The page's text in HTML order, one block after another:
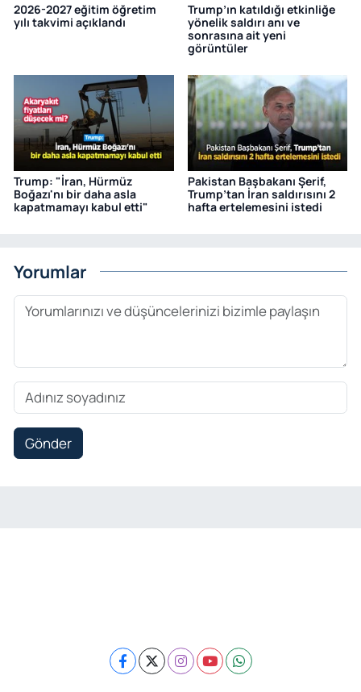
2026-2027 eğitim öğretim
yılı takvimi açıklandı
Trump’ın katıldığı etkinliğe
yönelik saldırı anı ve
sonrasına ait yeni
görüntüler
Trump: "İran, Hürmüz
Boğazı'nı bir daha asla
kapatmamayı kabul etti"
Pakistan Başbakanı Şerif,
Trump’tan İran saldırısını 2
hafta ertelemesini istedi
Yorumlar
Gönder